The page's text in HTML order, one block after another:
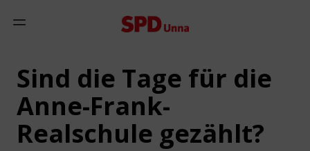
Mobiles Menü anzeigen
Sind die Tage für die
Anne-Frank-
Realschule gezählt?